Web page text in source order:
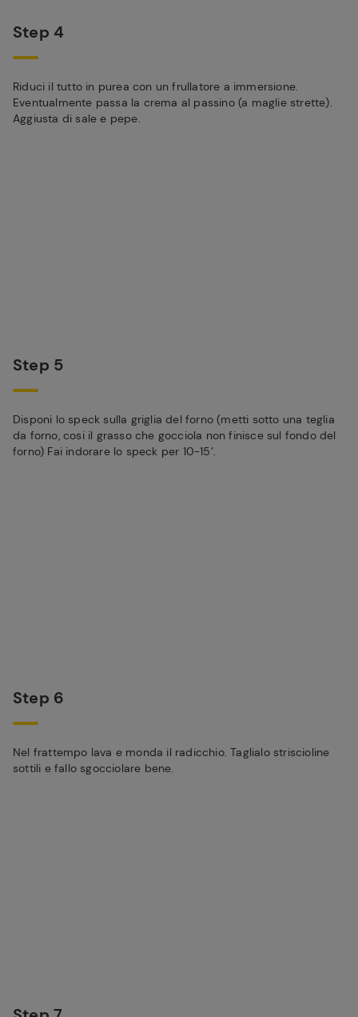
Step 4
Riduci il tutto in purea con un frullatore a immersione.
Eventualmente passa la crema al passino (a maglie strette).
Aggiusta di sale e pepe.
Step 5
Disponi lo speck sulla griglia del forno (metti sotto una teglia
da forno, cosi il grasso che gocciola non finisce sul fondo del
forno) Fai indorare lo speck per 10-15’.
Step 6
Nel frattempo lava e monda il radicchio. Taglialo striscioline
sottili e fallo sgocciolare bene.